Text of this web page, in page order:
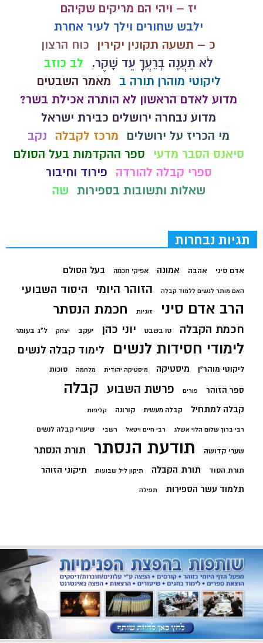
יז – ויהי הם מריקים שקיהם
ילבש שחורים וילך לעיר אחרת
כ – תשעה תקונין יקירין
כוח הרצון
לֹא תַעֲנֶה בְרֵעֲךָ עֵד שָׁקֶר.
לב כוזב
ליקוטי מוהרן תורה ב
מאמר השבטים
מדוע לאדם הראשון לא הותרה אכילת בשר?
מדוע נבחרה ירושלים כבירת ישראל
מי הכריז על ירושלים
מרכז לקבלה
נקב
סיאנס הסבר מדעי
ספר ההקדמות בעל הסולם
ספרי קבלה להורדה
פירוד וחיבור
שאלות ותשובות בספירות שה
תגיות נבחרות
אדם סיני אהבה אמונה אפיקי חכמה בעל הסולם
האם מותר לנשים ללמוד קבלה הזוהר היומי היסוד השבועי
הרב אדם סיני זוגיות חכמת הנסתר
חכמת הקבלה טו בשבט יוני כהן יעקב יצחק ל"ג בעומר
לימודי חסידות לנשים לימוד קבלה לנשים
ליקוטי מוהר"ן מיסטיקה מיסטיקה יהודית מלחמה סוכות
ספר הזוהר פורים פרשת השבוע קבלה
קבלה למתחיל קבלה מעשית קורונה קליפות
רבי ברוך שלום הלוי אשלג רבי חיים ויטאל רשבי שיעורי קבלה לנשים
שערי קדושה תודעת הנסתר תורת הנסתר
תורת הסוד תורת הקבלה תיקון ליל שבועות תיקוני הזוהר
תלמוד עשר הספירות תפילה